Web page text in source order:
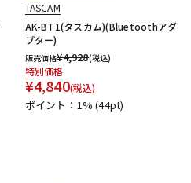
TASCAM
AK-BT1(タスカム)(Bluetoothアダ
プター)
販売価格¥4,928(税込)
特別価格
¥4,840(税込)
ポイント：1%(44pt)